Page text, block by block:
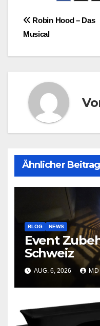
Robin Hood – Das
Musical
Ähnlicher Beitrag
BLOG NEWS
Event
Schweiz
AUG. 6, 2026